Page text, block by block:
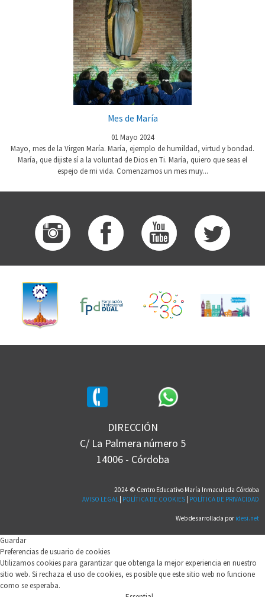
Mes de María
01 Mayo 2024
Mayo, mes de la Virgen María. María, ejemplo de humildad, virtud y bondad.
María, que dijiste sí a la voluntad de Dios en Ti. María, quiero que seas el
espejo de mi vida. Comenzamos un mes muy...
DIRECCIÓN
C/ La Palmera número 5
14006 - Córdoba
2024 © Centro Educativo María Inmaculada Córdoba
AVISO LEGAL| POLÍTICA DE COOKIES POLÍTICA DE PRIVACIDAD
Web desarrollada por idesi.net
Guardar
Preferencias de usuario de cookies
Utilizamos cookies para garantizar que obtenga la mejor experiencia en nuestro
sitio web. Si rechaza el uso de cookies, es posible que este sitio web no funcione
como se esperaba.